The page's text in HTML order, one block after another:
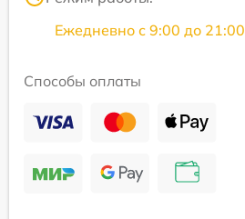
Ежедневно с 9:00 до 21:00
Способы оплаты